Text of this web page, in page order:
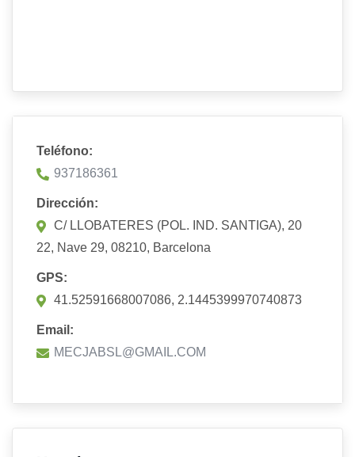
Teléfono:
937186361
Dirección:
C/ LLOBATERES (POL. IND. SANTIGA), 20
22, Nave 29, 08210, Barcelona
GPS:
41.52591668007086, 2.1445399970740873
Email:
MECJABSL@GMAIL.COM